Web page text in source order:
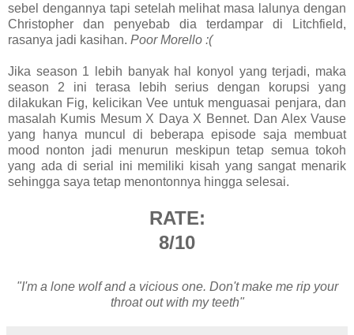
sebel dengannya tapi setelah melihat masa lalunya dengan
Christopher dan penyebab dia terdampar di Litchfield,
rasanya jadi kasihan. Poor Morello :(
Jika season 1 lebih banyak hal konyol yang terjadi, maka
season 2 ini terasa lebih serius dengan korupsi yang
dilakukan Fig, kelicikan Vee untuk menguasai penjara, dan
masalah Kumis Mesum X Daya X Bennet. Dan Alex Vause
yang hanya muncul di beberapa episode saja membuat
mood nonton jadi menurun meskipun tetap semua tokoh
yang ada di serial ini memiliki kisah yang sangat menarik
sehingga saya tetap menontonnya hingga selesai.
RATE:
8/10
"I'm a lone wolf and a vicious one. Don't make me rip your
throat out with my teeth"